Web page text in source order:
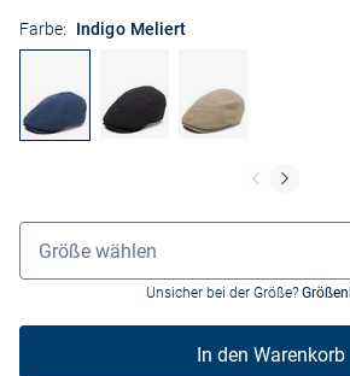
Farbe: Indigo Meliert
Größenauswahl
Größe wählen
Unsicher bei der Größe?
In den Warenkorb